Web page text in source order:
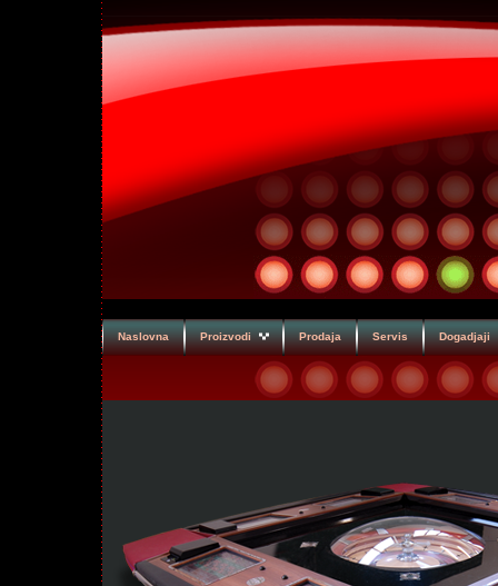
Naslovna Proizvodi Prodaja Servis